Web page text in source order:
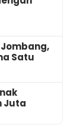
Satu
Juta